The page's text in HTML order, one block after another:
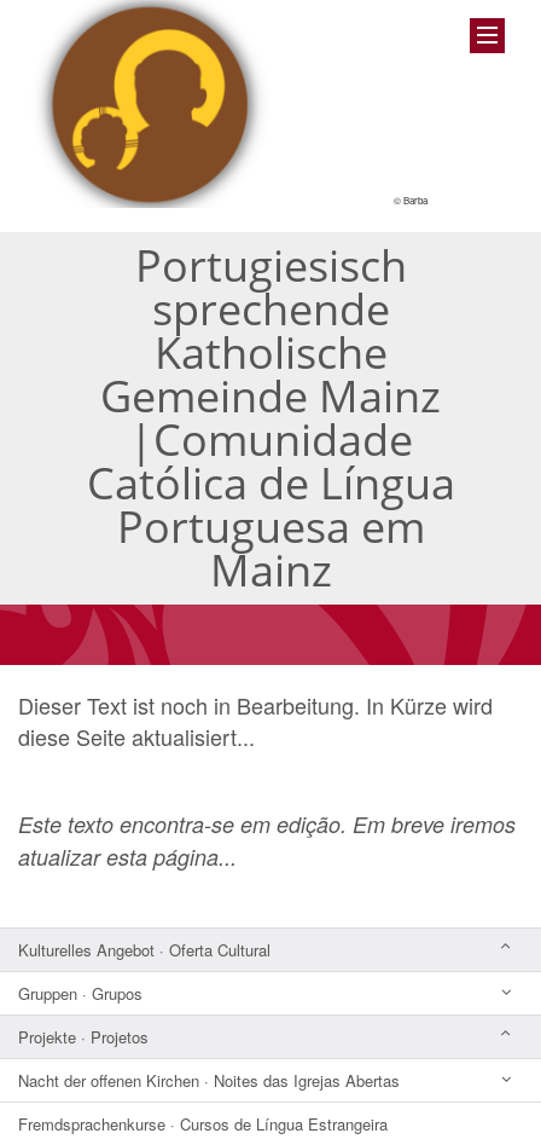
© Barba
Portugiesisch
sprechende
Katholische
Gemeinde Mainz
|Comunidade
Católica de Língua
Portuguesa em
Mainz
Dieser Text ist noch in Bearbeitung. In Kürze wird
diese Seite aktualisiert...
Este texto encontra-se em edição. Em breve iremos
atualizar esta página...
Kulturelles Angebot · Oferta Cultural
Gruppen · Grupos
Projekte · Projetos
Nacht der offenen Kirchen · Noites das Igrejas Abertas
Fremdsprachenkurse · Cursos de Língua Estrangeira